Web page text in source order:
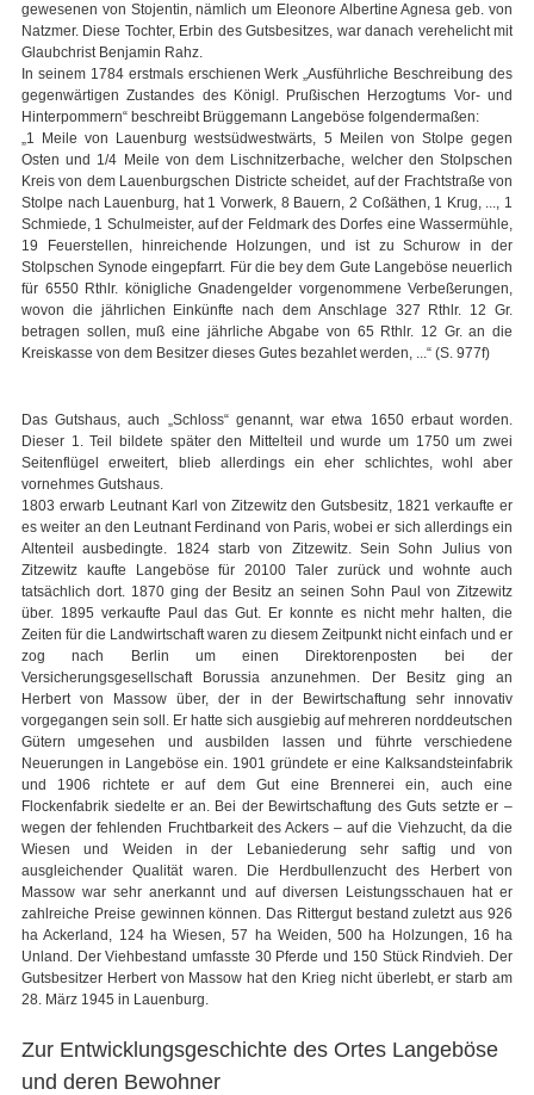
gewesenen von Stojentin, nämlich um Eleonore Albertine Agnesa geb. von
Natzmer. Diese Tochter, Erbin des Gutsbesitzes, war danach verehelicht mit
Glaubchrist Benjamin Rahz.
In seinem 1784 erstmals erschienen Werk „Ausführliche Beschreibung des
gegenwärtigen Zustandes des Königl. Prußischen Herzogtums Vor- und
Hinterpommern“ beschreibt Brüggemann Langeböse folgendermaßen:
„1 Meile von Lauenburg westsüdwestwärts, 5 Meilen von Stolpe gegen
Osten und 1/4 Meile von dem Lischnitzerbache, welcher den Stolpschen
Kreis von dem Lauenburgschen Districte scheidet, auf der Frachtstraße von
Stolpe nach Lauenburg, hat 1 Vorwerk, 8 Bauern, 2 Coßäthen, 1 Krug, ..., 1
Schmiede, 1 Schulmeister, auf der Feldmark des Dorfes eine Wassermühle,
19 Feuerstellen, hinreichende Holzungen, und ist zu Schurow in der
Stolpschen Synode eingepfarrt. Für die bey dem Gute Langeböse neuerlich
für 6550 Rthlr. königliche Gnadengelder vorgenommene Verbeßerungen,
wovon die jährlichen Einkünfte nach dem Anschlage 327 Rthlr. 12 Gr.
betragen sollen, muß eine jährliche Abgabe von 65 Rthlr. 12 Gr. an die
Kreiskasse von dem Besitzer dieses Gutes bezahlet werden, ...“ (S. 977f)
Das Gutshaus, auch „Schloss“ genannt, war etwa 1650 erbaut worden.
Dieser 1. Teil bildete später den Mittelteil und wurde um 1750 um zwei
Seitenflügel erweitert, blieb allerdings ein eher schlichtes, wohl aber
vornehmes Gutshaus.
1803 erwarb Leutnant Karl von Zitzewitz den Gutsbesitz, 1821 verkaufte er
es weiter an den Leutnant Ferdinand von Paris, wobei er sich allerdings ein
Altenteil ausbedingte. 1824 starb von Zitzewitz. Sein Sohn Julius von
Zitzewitz kaufte Langeböse für 20100 Taler zurück und wohnte auch
tatsächlich dort. 1870 ging der Besitz an seinen Sohn Paul von Zitzewitz
über. 1895 verkaufte Paul das Gut. Er konnte es nicht mehr halten, die
Zeiten für die Landwirtschaft waren zu diesem Zeitpunkt nicht einfach und er
zog nach Berlin um einen Direktorenposten bei der
Versicherungsgesellschaft Borussia anzunehmen. Der Besitz ging an
Herbert von Massow über, der in der Bewirtschaftung sehr innovativ
vorgegangen sein soll. Er hatte sich ausgiebig auf mehreren norddeutschen
Gütern umgesehen und ausbilden lassen und führte verschiedene
Neuerungen in Langeböse ein. 1901 gründete er eine Kalksandsteinfabrik
und 1906 richtete er auf dem Gut eine Brennerei ein, auch eine
Flockenfabrik siedelte er an. Bei der Bewirtschaftung des Guts setzte er –
wegen der fehlenden Fruchtbarkeit des Ackers – auf die Viehzucht, da die
Wiesen und Weiden in der Lebaniederung sehr saftig und von
ausgleichender Qualität waren. Die Herdbullenzucht des Herbert von
Massow war sehr anerkannt und auf diversen Leistungsschauen hat er
zahlreiche Preise gewinnen können. Das Rittergut bestand zuletzt aus 926
ha Ackerland, 124 ha Wiesen, 57 ha Weiden, 500 ha Holzungen, 16 ha
Unland. Der Viehbestand umfasste 30 Pferde und 150 Stück Rindvieh. Der
Gutsbesitzer Herbert von Massow hat den Krieg nicht überlebt, er starb am
28. März 1945 in Lauenburg.
Zur Entwicklungsgeschichte des Ortes Langeböse
und deren Bewohner